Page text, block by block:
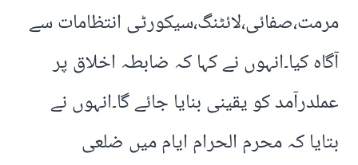
مرمت،صفائی،لائٹنگ،سیکورٹی انتظامات سے
آگاہ کیا۔انہوں نے کہا کہ ضابطہ اخلاق پر
عملدرآمد کو یقینی بنایا جائے گا۔انہوں نے
بتایا کہ محرم الحرام ایام میں ضلعی